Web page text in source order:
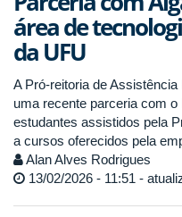
área de
da UFU
A Pró-reitoria de
uma recente parceria com o
estudantes assistidos pela
a cursos oferecidos pela
Alan Alves Rodrigues
13/02/2026 - 11:51 -